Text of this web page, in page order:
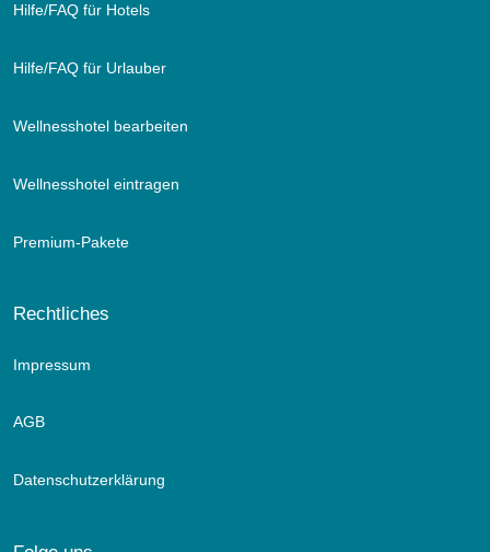
Hilfe/FAQ für Hotels
Hilfe/FAQ für Urlauber
Wellnesshotel bearbeiten
Wellnesshotel eintragen
Premium-Pakete
Rechtliches
Impressum
AGB
Datenschutzerklärung